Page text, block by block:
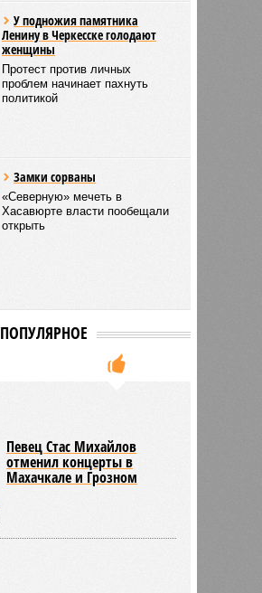
У подножия памятника
Ленину в Черкесске голодают
женщины
Протест против личных
проблем начинает пахнуть
политикой
Замки сорваны
«Северную» мечеть в
Хасавюрте власти пообещали
открыть
ПОПУЛЯРНОЕ
Певец Стас Михайлов
отменил концерты в
Махачкале и Грозном